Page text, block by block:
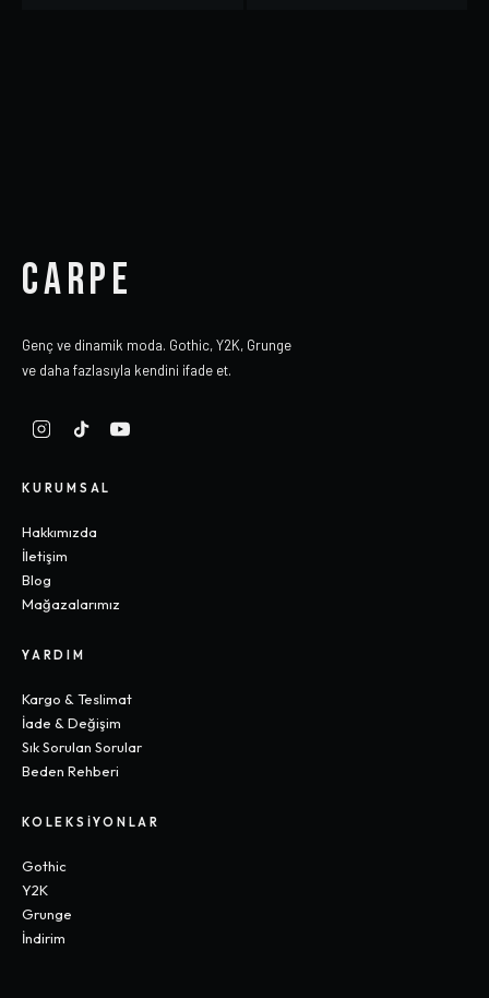
CARPE
Genç ve dinamik moda. Gothic, Y2K, Grunge
ve daha fazlasıyla kendini ifade et.
KURUMSAL
Hakkımızda
İletişim
Blog
Mağazalarımız
YARDIM
Kargo & Teslimat
İade & Değişim
Sık Sorulan Sorular
Beden Rehberi
KOLEKSIYONLAR
Gothic
Y2K
Grunge
İndirim